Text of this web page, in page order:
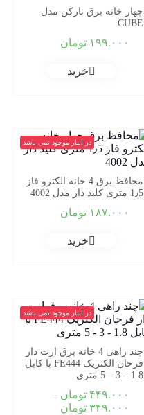
چهار خانه برق نارکن مدل
CUBE
۱۹۹.۰۰۰ تومان
خرید
در انبار موجود نمی باشد
محافظ برق 4 خانه الکترو فاز
1٫5 متری کلید دار مدل 4002
۱۸۷.۰۰۰ تومان
خرید
در انبار موجود نمی باشد
چند راهی 4 خانه برق ارت دار
فرحان الکتریک FE444 با کابل
1.8 – 3 – 5 متری
۴۴۹.۰۰۰ تومان –
۳۴۹.۰۰۰ تومان